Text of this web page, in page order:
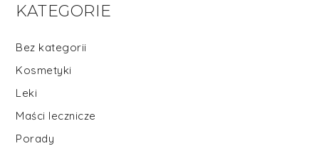
KATEGORIE
Bez kategorii
Kosmetyki
Leki
Maści lecznicze
Porady